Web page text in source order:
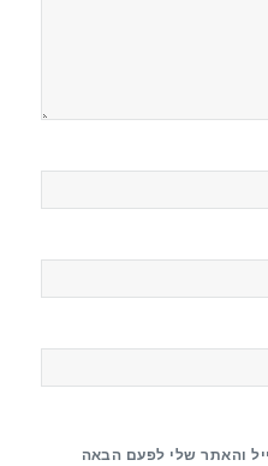
והאתר שלי לפעם הבאה